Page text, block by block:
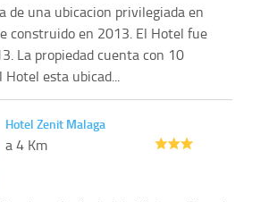
de una ubicacion privilegiada en
construido en 2013. El Hotel fue
La propiedad cuenta con 10
esta ubicad...
Hotel Zenit Malaga
a 4 Km